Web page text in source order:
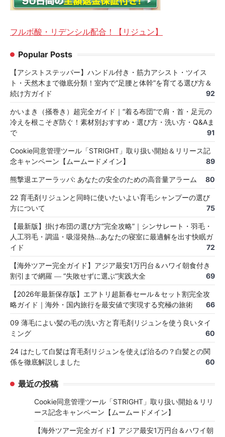
フルボ酸・リデンシル配合！【リジュン】
Popular Posts
【アシストステッパー】ハンドル付き・筋力アシスト・ツイス
ト・天然木まで徹底分類！室内で“足腰と体幹”を育てる選び方＆
続け方ガイド
92
かいまき（掻巻き）超完全ガイド｜“着る布団”で肩・首・足元の
冷えを根こそぎ防ぐ！素材別おすすめ・選び方・洗い方・Q&Aま
で
91
Cookie同意管理ツール「STRIGHT」取り扱い開始＆リリース記
念キャンペーン【ムームードメイン】
89
熊撃退エアーラッパ: あなたの安全のための高音量アラーム 80
22 育毛剤リジュンと同時に使いたいよい育毛シャンプーの選び
方について
75
【最新版】掛け布団の選び方“完全攻略”｜シンサレート・羽毛・
人工羽毛・調温・吸湿発熱…あなたの寝室に最適解を出す快眠ガ
イド
72
【海外ツアー完全ガイド】アジア最安1万円台＆ハワイ朝食付き
割引まで網羅 ― “失敗せずに選ぶ”実践大全
69
【2026年最新保存版】エアトリ超新春セール＆セット割完全攻
略ガイド｜海外・国内旅行を最安値で実現する究極の旅術
66
09 薄毛によい髪の毛の洗い方と育毛剤リジュンを使う良いタイ
ミング
60
24 はたして白髪は育毛剤リジュンを使えば治るの？白髪との関
係を徹底解説しました
60
最近の投稿
Cookie同意管理ツール「STRIGHT」取り扱い開始＆リリ
ース記念キャンペーン【ムームードメイン】
【海外ツアー完全ガイド】アジア最安1万円台＆ハワイ朝